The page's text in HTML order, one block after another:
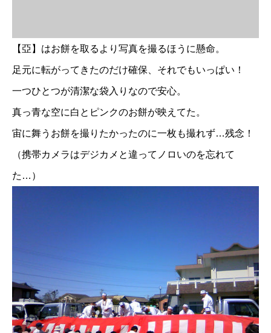
【亞】はお餅を取るより写真を撮るほうに懸命。
足元に転がってきたのだけ確保、それでもいっぱい！
一つひとつが清潔な袋入りなので安心。
真っ青な空に白とピンクのお餅が映えてた。
宙に舞うお餅を撮りたかったのに一枚も撮れず…残念！
（携帯カメラはデジカメと違ってノロいのを忘れて
た…）